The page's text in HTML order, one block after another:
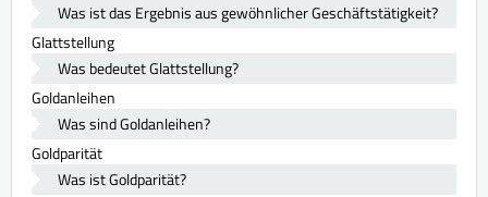
Was ist das Ergebnis aus gewöhnlicher Geschäftstätigkeit?
Glattstellung
Was bedeutet Glattstellung?
Goldanleihen
Was sind Goldanleihen?
Goldparität
Was ist Goldparität?